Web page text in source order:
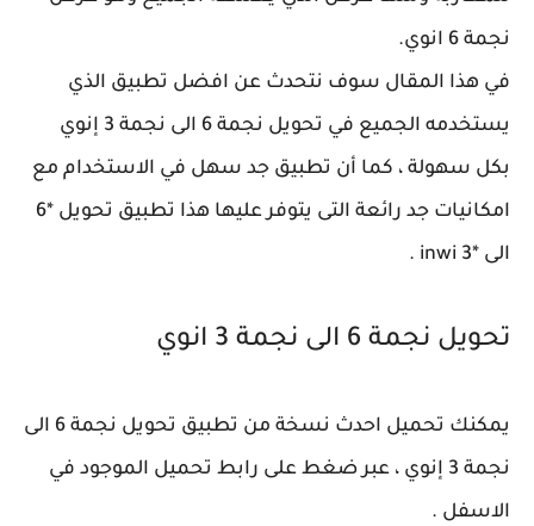
نجمة 6 انوي.
في هذا المقال سوف نتحدث عن افضل تطبيق الذي
يستخدمه الجميع في تحويل نجمة 6 الى نجمة 3 إنوي
بكل سهولة ، كما أن تطبيق جد سهل في الاستخدام مع
امكانيات جد رائعة التى يتوفر عليها هذا تطبيق تحويل *6
الى *3 inwi .
تحويل نجمة 6 الى نجمة 3 انوي
يمكنك تحميل احدث نسخة من تطبيق تحويل نجمة 6 الى
نجمة 3 إنوي ، عبر ضغط على رابط تحميل الموجود في
الاسفل .